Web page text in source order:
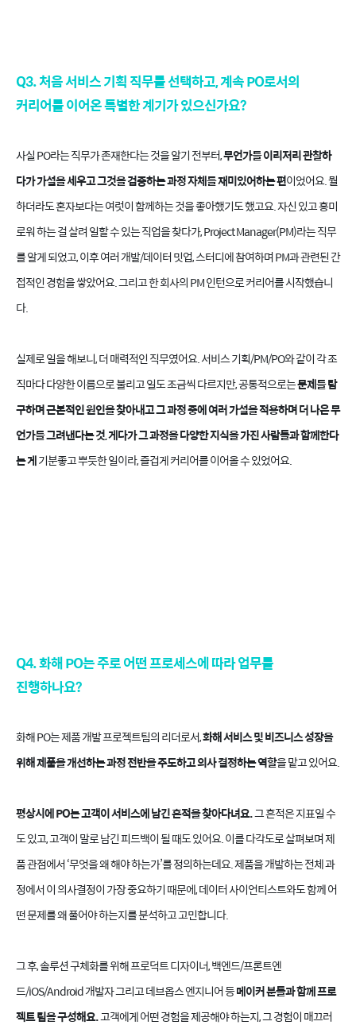
Q3. 처음 서비스 기획 직무를 선택하고, 계속 PO로서의
커리어를 이어온 특별한 계기가 있으신가요?
사실 PO라는 직무가 존재한다는 것을 알기 전부터,무언가를 이리저리 관찰하
다가 가설을 세우고 그것을 검증하는 과정 자체를 재미있어하는 편이었어요. 뭘
하더라도 혼자보다는 여럿이 함께하는 것을 좋아했기도 했고요. 자신 있고 흥미
로워 하는 걸 살려 일할 수 있는 직업을 찾다가, Project Manager(PM)라는 직무
를 알게 되었고, 이후 여러 개발/데이터 밋업, 스터디에 참여하며 PM과 관련된 간
접적인 경험을 쌓았어요. 그리고 한 회사의 PM 인턴으로 커리어를 시작했습니
다.
실제로 일을 해보니, 더 매력적인 직무였어요. 서비스 기획/PM/PO와 같이 각 조
직마다 다양한 이름으로 불리고 일도 조금씩 다르지만, 공통적으로는문제를 탐
구하며 근본적인 원인을 찾아내고 그 과정 중에 여러 가설을 적용하며 더 나은 무
언가를 그려낸다는 것, 게다가 그 과정을 다양한 지식을 가진 사람들과 함께한다
는 게기분좋고 뿌듯한 일이라, 즐겁게 커리어를 이어올 수 있었어요.
Q4. 화해 PO는 주로 어떤 프로세스에 따라 업무를
진행하나요?
화해 PO는 제품 개발 프로젝트팀의 리더로서,화해 서비스 및 비즈니스 성장을
위해 제품을 개선하는 과정 전반을 주도하고 의사 결정하는 역할을 맡고 있어요.
평상시에 PO는 고객이 서비스에 남긴 흔적을 찾아다녀요.그 흔적은 지표일 수
도 있고, 고객이 말로 남긴 피드백이 될 때도 있어요. 이를 다각도로 살펴보며 제
품 관점에서 ‘무엇을 왜 해야 하는가’를 정의하는데요. 제품을 개발하는 전체 과
정에서 이 의사결정이 가장 중요하기 때문에, 데이터 사이언티스트와도 함께 어
떤 문제를 왜 풀어야 하는지를 분석하고 고민합니다.
그 후, 솔루션 구체화를 위해 프로덕트 디자이너, 백엔드/프론트엔
드/iOS/Android 개발자 그리고 데브옵스 엔지니어 등메이커 분들과 함께 프로
젝트 팀을 구성해요.고객에게 어떤 경험을 제공해야 하는지, 그 경험이 매끄러